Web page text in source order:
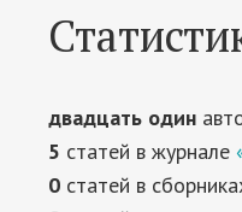
двадцать один
5 статей в журнале
0 статей в